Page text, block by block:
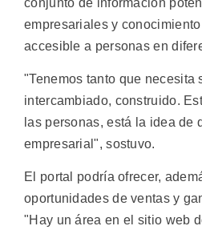
empresariales y
accesible a personas en
"Tenemos tanto que necesita
intercambiado, construido.
las personas, está la idea de
empresarial", sostuvo.
El portal podría ofrecer,
oportunidades de ventas y
"Hay un área en el sitio web